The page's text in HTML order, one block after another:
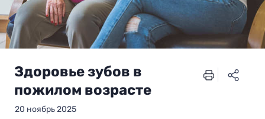
Здоровье зубов в
пожилом возрасте
20 ноябрь 2025